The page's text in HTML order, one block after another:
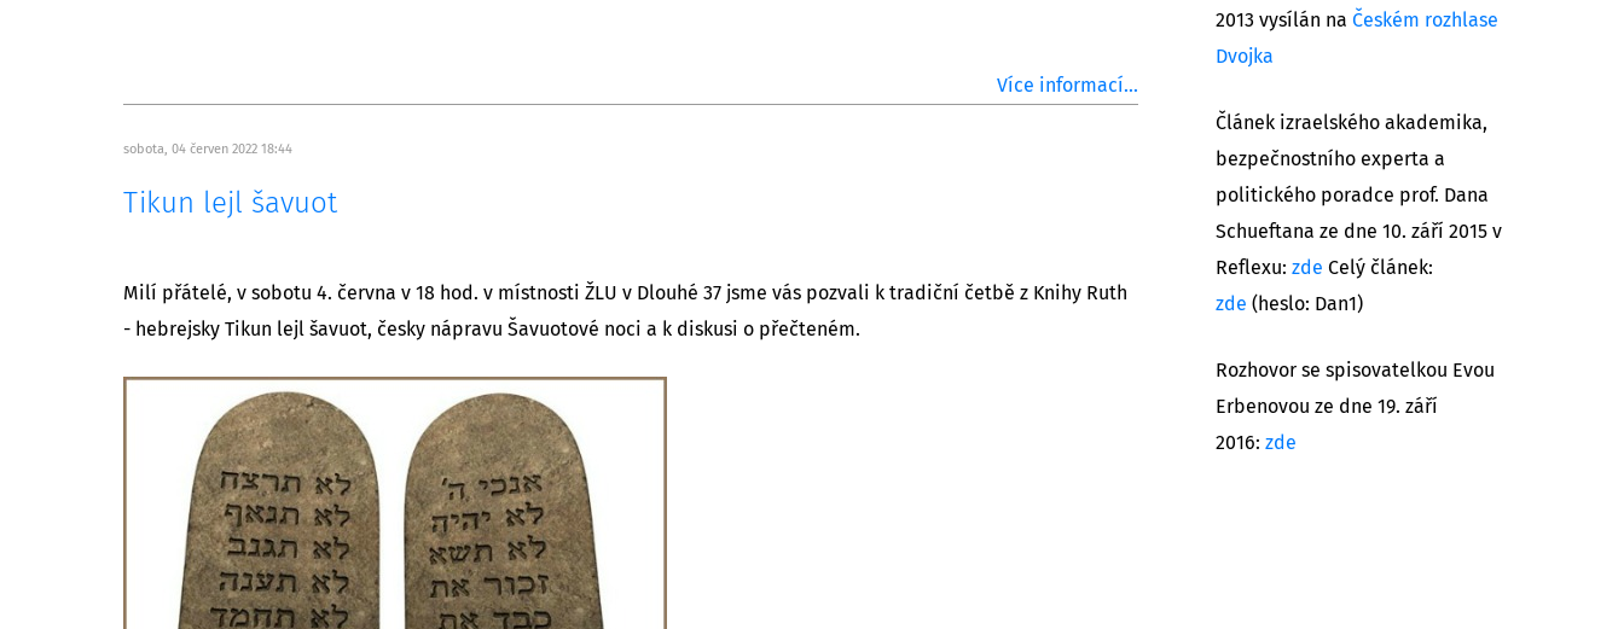
Více informací...
sobota, 04 červen 2022 18:44
Tikun lejl šavuot
Milí přátelé, v sobotu 4. června v 18 hod. v místnosti ŽLU v Dlouhé 37 jsme vás pozvali k tradiční četbě z Knihy Ruth
- hebrejsky Tikun lejl šavuot, česky nápravu Šavuotové noci a k diskusi o přečteném.
2013 vysílán na Českém rozhlase
Dvojka
Článek izraelského akademika,
bezpečnostního experta a
politického poradce prof. Dana
Schueftana ze dne 10. září 2015 v
Reflexu: zde Celý článek:
zde (heslo: Dan1)
Rozhovor se spisovatelkou Evou
Erbenovou ze dne 19. září
2016: zde